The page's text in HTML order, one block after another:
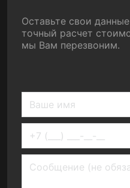
Оставьте свои
точный расчет
мы Вам перезвоним.